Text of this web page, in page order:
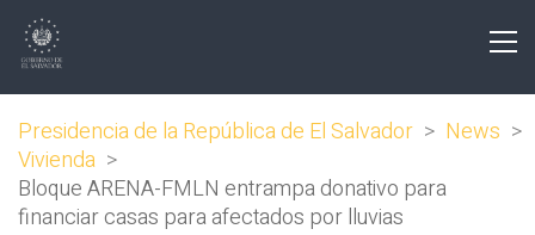
Presidencia de la República de El Salvador > News >
Vivienda >
Bloque ARENA-FMLN entrampa donativo para
financiar casas para afectados por lluvias